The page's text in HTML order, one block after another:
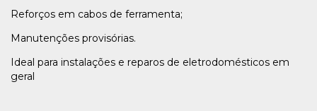
Reforços em cabos de ferramenta;
Manutenções provisórias.
Ideal para instalações e reparos de eletrodomésticos em
geral